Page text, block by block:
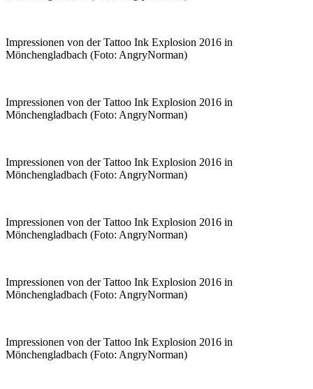
Impressionen von der Tattoo Ink Explosion 2016 in
Mönchengladbach (Foto: AngryNorman)
Impressionen von der Tattoo Ink Explosion 2016 in
Mönchengladbach (Foto: AngryNorman)
Impressionen von der Tattoo Ink Explosion 2016 in
Mönchengladbach (Foto: AngryNorman)
Impressionen von der Tattoo Ink Explosion 2016 in
Mönchengladbach (Foto: AngryNorman)
Impressionen von der Tattoo Ink Explosion 2016 in
Mönchengladbach (Foto: AngryNorman)
Impressionen von der Tattoo Ink Explosion 2016 in
Mönchengladbach (Foto: AngryNorman)